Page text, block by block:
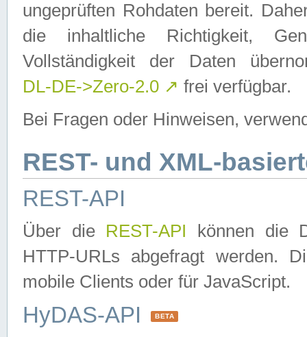
ungeprüften Rohdaten bereit.
die inhaltliche Richtigkeit,
Vollständigkeit der Daten
DL-DE->Zero-2.0 ↗ frei verfügbar.
Bei Fragen oder Hinweisen,
REST- und XML-
REST-API
Über die REST-API können die
HTTP-URLs abgefragt werden.
mobile Clients oder für JavaScript.
HyDAS-API BETA